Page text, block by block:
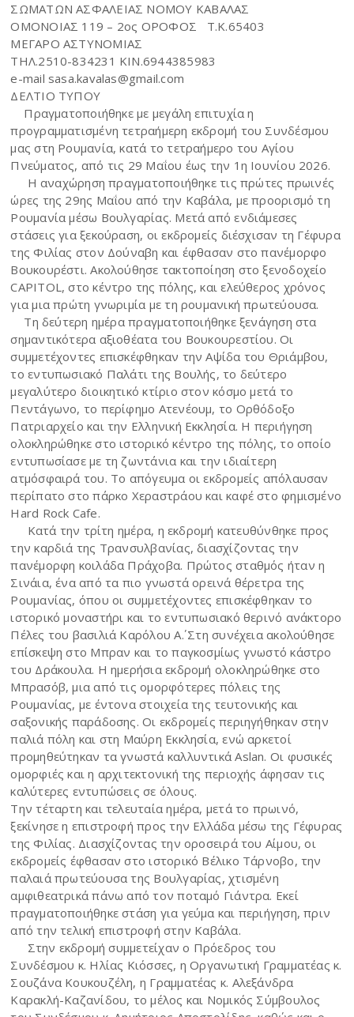
ΣΩΜΑΤΩΝ ΑΣΦΑΛΕΙΑΣ ΝΟΜΟΥ ΚΑΒΑΛΑΣ
ΟΜΟΝΟΙΑΣ 119 – 2ος ΟΡΟΦΟΣ Τ.Κ.65403
ΜΕΓΑΡΟ ΑΣΤΥΝΟΜΙΑΣ
ΤΗΛ.2510-834231 ΚΙΝ.6944385983
e-mail sasa.kavalas@gmail.com
ΔΕΛΤΙΟ ΤΥΠΟΥ
Πραγματοποιήθηκε με μεγάλη επιτυχία η
προγραμματισμένη τετραήμερη εκδρομή του Συνδέσμου
μας στη Ρουμανία, κατά το τετραήμερο του Αγίου
Πνεύματος, από τις 29 Μαΐου έως την 1η Ιουνίου 2026.
Η αναχώρηση πραγματοποιήθηκε τις πρώτες πρωινές
ώρες της 29ης Μαΐου από την Καβάλα, με προορισμό τη
Ρουμανία μέσω Βουλγαρίας. Μετά από ενδιάμεσες
στάσεις για ξεκούραση, οι εκδρομείς διέσχισαν τη Γέφυρα
της Φιλίας στον Δούναβη και έφθασαν στο πανέμορφο
Βουκουρέστι. Ακολούθησε τακτοποίηση στο ξενοδοχείο
CAPITOL, στο κέντρο της πόλης, και ελεύθερος χρόνος
για μια πρώτη γνωριμία με τη ρουμανική πρωτεύουσα.
Τη δεύτερη ημέρα πραγματοποιήθηκε ξενάγηση στα
σημαντικότερα αξιοθέατα του Βουκουρεστίου. Οι
συμμετέχοντες επισκέφθηκαν την Αψίδα του Θριάμβου,
το εντυπωσιακό Παλάτι της Βουλής, το δεύτερο
μεγαλύτερο διοικητικό κτίριο στον κόσμο μετά το
Πεντάγωνο, το περίφημο Ατενέουμ, το Ορθόδοξο
Πατριαρχείο και την Ελληνική Εκκλησία. Η περιήγηση
ολοκληρώθηκε στο ιστορικό κέντρο της πόλης, το οποίο
εντυπωσίασε με τη ζωντάνια και την ιδιαίτερη
ατμόσφαιρά του. Το απόγευμα οι εκδρομείς απόλαυσαν
περίπατο στο πάρκο Χεραστράου και καφέ στο φημισμένο
Hard Rock Cafe.
Κατά την τρίτη ημέρα, η εκδρομή κατευθύνθηκε προς
την καρδιά της Τρανσυλβανίας, διασχίζοντας την
πανέμορφη κοιλάδα Πράχοβα. Πρώτος σταθμός ήταν η
Σινάια, ένα από τα πιο γνωστά ορεινά θέρετρα της
Ρουμανίας, όπου οι συμμετέχοντες επισκέφθηκαν το
ιστορικό μοναστήρι και το εντυπωσιακό θερινό ανάκτορο
Πέλες του βασιλιά Καρόλου Α΄. Στη συνέχεια ακολούθησε
επίσκεψη στο Μπραν και το παγκοσμίως γνωστό κάστρο
του Δράκουλα. Η ημερήσια εκδρομή ολοκληρώθηκε στο
Μπρασόβ, μια από τις ομορφότερες πόλεις της
Ρουμανίας, με έντονα στοιχεία της τευτονικής και
σαξονικής παράδοσης. Οι εκδρομείς περιηγήθηκαν στην
παλιά πόλη και στη Μαύρη Εκκλησία, ενώ αρκετοί
προμηθεύτηκαν τα γνωστά καλλυντικά Aslan. Οι φυσικές
ομορφιές και η αρχιτεκτονική της περιοχής άφησαν τις
καλύτερες εντυπώσεις σε όλους.
Την τέταρτη και τελευταία ημέρα, μετά το πρωινό,
ξεκίνησε η επιστροφή προς την Ελλάδα μέσω της Γέφυρας
της Φιλίας. Διασχίζοντας την οροσειρά του Αίμου, οι
εκδρομείς έφθασαν στο ιστορικό Βέλικο Τάρνοβο, την
παλαιά πρωτεύουσα της Βουλγαρίας, χτισμένη
αμφιθεατρικά πάνω από τον ποταμό Γιάντρα. Εκεί
πραγματοποιήθηκε στάση για γεύμα και περιήγηση, πριν
από την τελική επιστροφή στην Καβάλα.
Στην εκδρομή συμμετείχαν ο Πρόεδρος του
Συνδέσμου κ. Ηλίας Κιόσσες, η Οργανωτική Γραμματέας κ.
Σουζάνα Κουκουζέλη, η Γραμματέας κ. Αλεξάνδρα
Καρακλή-Καζανίδου, το μέλος και Νομικός Σύμβουλος